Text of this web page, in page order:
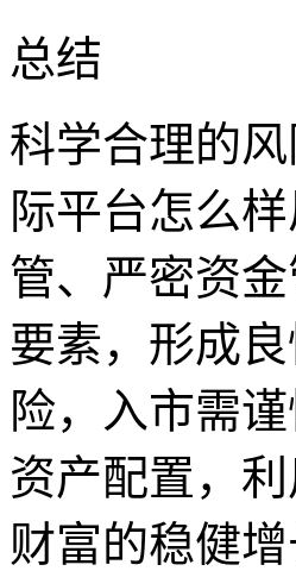
总结
科学合理的
际平台怎么
管、严密资
要素，形成
险，入市需
资产配置，
财富的稳健